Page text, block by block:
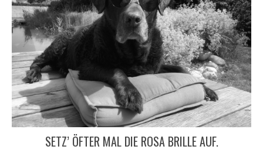
SETZ’ ÖFTER MAL DIE ROSA BRILLE AUF.